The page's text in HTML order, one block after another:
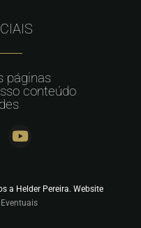
páginas
conteúdo
a Helder Pereira. Website
Eventuais